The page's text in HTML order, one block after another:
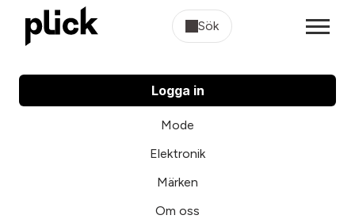
Sök
Logga in
Mode
Elektronik
Märken
Om oss